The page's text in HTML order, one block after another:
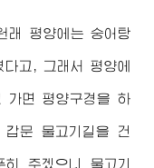
래 평양에는 숭어탕
고, 그래서 평양에
가면 평양구경을 하
문 물고기길을 건
주겠으니 물고기